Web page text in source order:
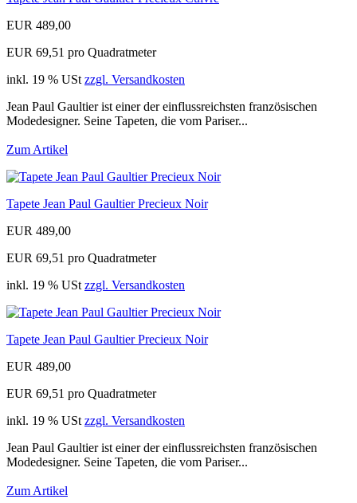
EUR 489,00
EUR 69,51 pro Quadratmeter
inkl. 19 % USt zzgl. Versandkosten
Jean Paul Gaultier ist einer der einflussreichsten französischen
Modedesigner. Seine Tapeten, die vom Pariser...
Zum Artikel
Tapete Jean Paul Gaultier Precieux Noir
EUR 489,00
EUR 69,51 pro Quadratmeter
inkl. 19 % USt zzgl. Versandkosten
Tapete Jean Paul Gaultier Precieux Noir
EUR 489,00
EUR 69,51 pro Quadratmeter
inkl. 19 % USt zzgl. Versandkosten
Jean Paul Gaultier ist einer der einflussreichsten französischen
Modedesigner. Seine Tapeten, die vom Pariser...
Zum Artikel